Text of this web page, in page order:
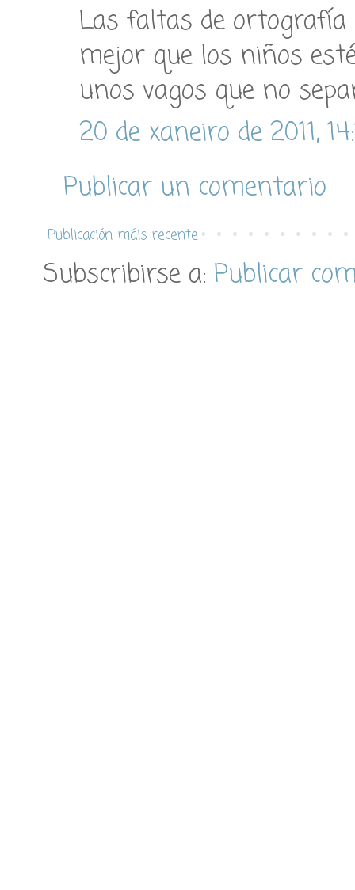
Las faltas de
mejor que los niños
unos vagos que no
20 de xaneiro de 2011,
Publicar un comentario
Publicación máis recente
Subscribirse a: Publicar